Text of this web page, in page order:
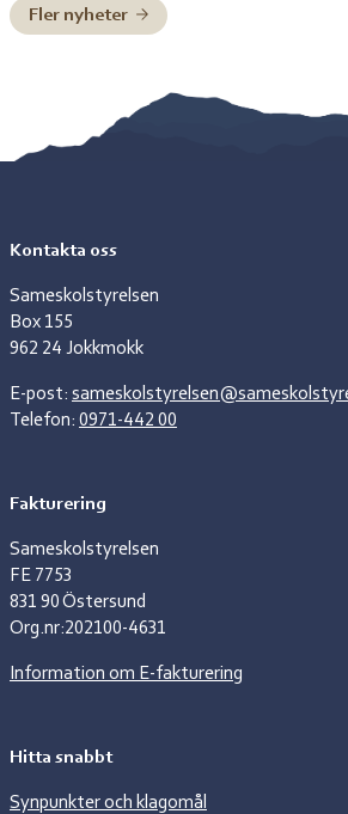
Pittja träder in som tillförordnad
10 juli, Paulus Kuoljok träder in som
Fler nyheter
Kontakta oss
Sameskolstyrelsen
Box 155
962 24 Jokkmokk
E-post:
Telefon: 0971-442 00
Fakturering
Sameskolstyrelsen
FE 7753
831 90 Östersund
Org.nr:202100-4631
Information om E-fakturering
Hitta snabbt
Synpunkter och klagomål